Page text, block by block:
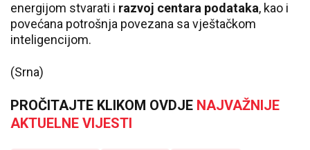
energijom stvarati i razvoj centara podataka, kao i
povećana potrošnja povezana sa vještačkom
inteligencijom.
(Srna)
PROČITAJTE KLIKOM OVDJE NAJVAŽNIJE
AKTUELNE VIJESTI